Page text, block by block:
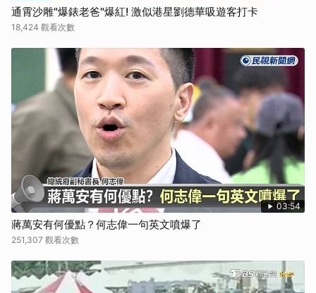
通霄沙雕"爆錶老爸"爆紅! 激似港星劉德華吸遊客打卡
18,424 觀看次數
03:54
蔣萬安有何優點？何志偉一句英文噴爆了
251,307 觀看次數